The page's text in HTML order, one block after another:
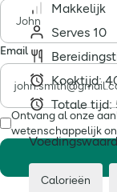
Makkelijk
Serves 10
Kooktijd:
Totale tijd:
Calorieën
Email
Ontvang al onze
wetenschappelijk